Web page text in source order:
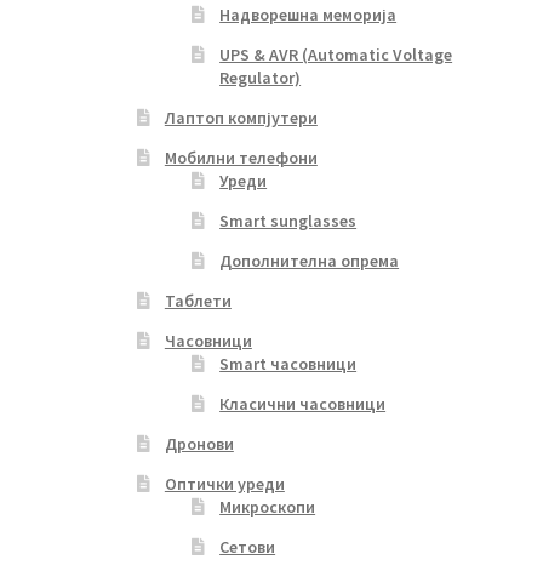
Надворешна меморија
UPS & AVR (Automatic Voltage
Regulator)
Лаптоп компјутери
Мобилни телефони
Уреди
Smart sunglasses
Дополнителна опрема
Таблети
Часовници
Smart часовници
Класични часовници
Дронови
Оптички уреди
Микроскопи
Сетови